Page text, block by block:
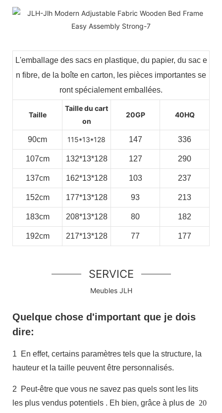
L'emballage des sacs en plastique, du papier, du sac e
n fibre, de la boîte en carton, les pièces importantes se
ront spécialement emballées.
Taille
Taille du cart
on
20GP 40HQ
90cm 115*13*128 147 336
107cm 132*13*128 127 290
137cm 162*13*128 103 237
152cm 177*13*128 93 213
183cm 208*13*128 80 182
192cm 217*13*128 77 177
SERVICE
Meubles JLH
Quelque chose d'important que je dois
dire:
1
En effet, certains paramètres tels que la structure, la
hauteur et la taille peuvent être personnalisés.
2
Peut-être que vous ne savez pas quels sont les lits
les plus vendus potentiels . Eh bien, grâce à plus de 20